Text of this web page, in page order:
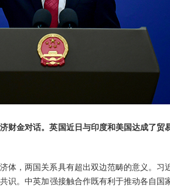
财金对话。英国近日与印度和美国达成了
体，两国关系具有超出双边范畴的意义。习
识。中英加强接触合作既有利于推动各自